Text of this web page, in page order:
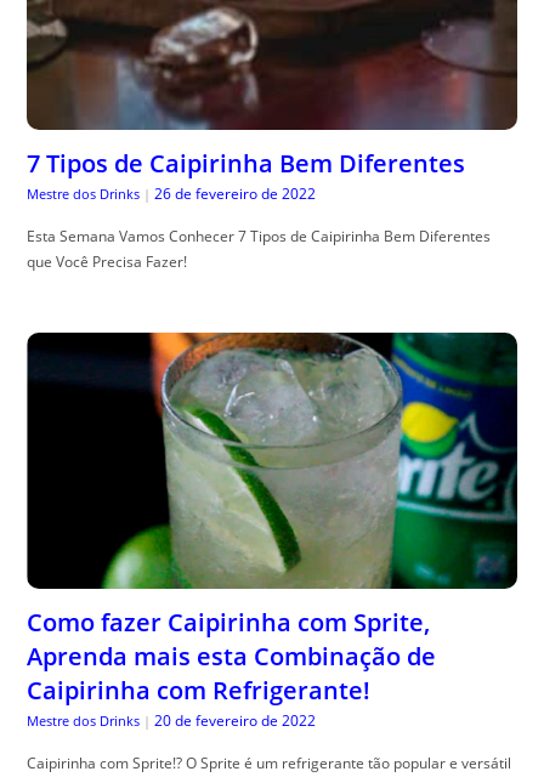
7 Tipos de Caipirinha Bem Diferentes
Mestre dos Drinks | 26 de fevereiro de 2022
Esta Semana Vamos Conhecer 7 Tipos de Caipirinha Bem Diferentes
que Você Precisa Fazer!
Como fazer Caipirinha com Sprite,
Aprenda mais esta Combinação de
Caipirinha com Refrigerante!
Mestre dos Drinks | 20 de fevereiro de 2022
Caipirinha com Sprite!? O Sprite é um refrigerante tão popular e versátil